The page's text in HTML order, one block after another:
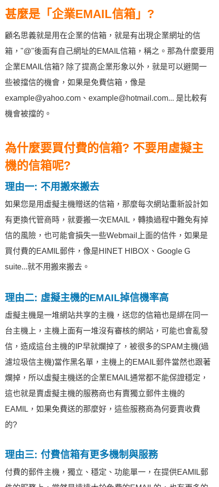
甚麼是「企業EMAIL信箱」?
顧名思義就是用在企業的信箱，就是有出現企業網址的信
箱，"@"後面有自己網址的EMAIL信箱，稱之。那為什麼要用
企業EMAIL信箱? 除了提高企業形象以外，就是可以避開一
些被擋信的機會，如果是免費信箱，像是
example@yahoo.com、example@hotmail.com... 是比較有
機會被擋的。
為什麼要買付費的信箱? 不要用虛擬主
機的信箱呢?
理由一: 不用搬來搬去
如果您是用虛擬主機贈送的信箱，那麼每次網站重新設計如
有更換代管商時，就要搬一次EMAIL，轉換過程中難免有掉
信的風險，也可能會損失一些Webmail上面的信件，如果是
買付費的EAMIL郵件，像是HINET HIBOX、Google G
suite...就不用搬來搬去。
理由二: 虛擬主機的EMAIL掉信機率高
虛擬主機是一堆網站共享的主機，送您的信箱也是綁在同一
台主機上，主機上面有一堆沒有審核的網站，可能也會亂發
信，造成這台主機的IP早就爛掉了，被很多的SPAM主機(過
濾垃圾信主機)當作黑名單，主機上的EMAIL郵件當然也跟著
爛掉，所以虛擬主機送的企業EMAIL通常都不能保證穩定，
這也就是賣虛擬主機的服務商也有賣獨立郵件主機的
EAMIL，如果免費送的那麼好，這些服務商為何要賣收費
的?
理由三: 付費信箱有更多機制與服務
付費的郵件主機，獨立、穩定、功能單一，在提供EAMIL郵